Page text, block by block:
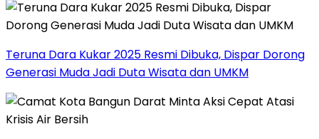
Teruna Dara Kukar 2025 Resmi Dibuka, Dispar Dorong
Generasi Muda Jadi Duta Wisata dan UMKM